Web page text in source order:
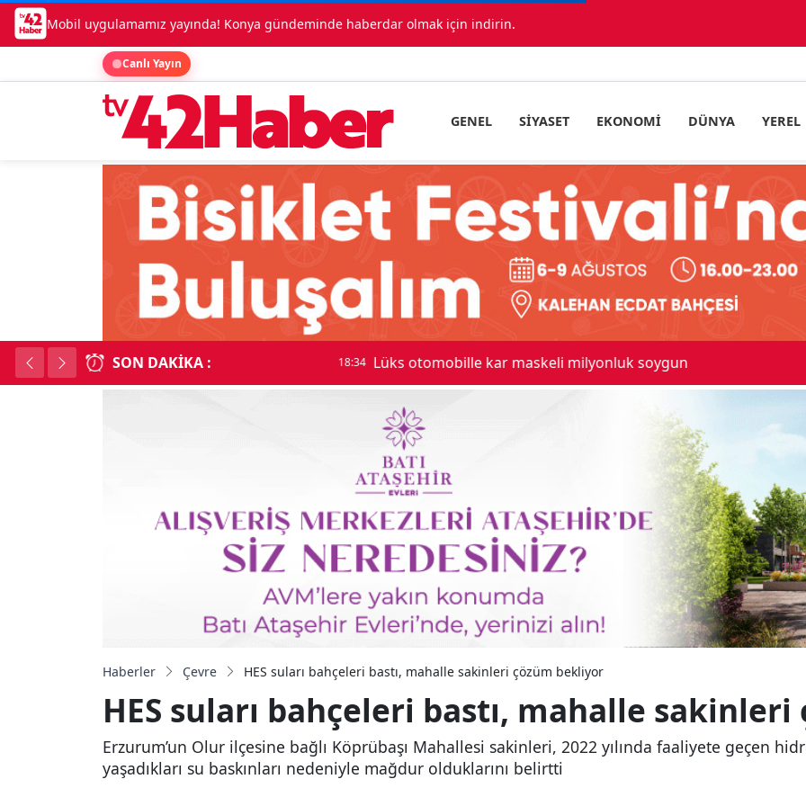
Mobil uygulamamız yayında! Konya gündeminde haberdar olmak için indirin.
Canlı Yayın
GENEL SIYASET EKONOMI DÜNYA YEREL
SON DAKIKA : Lüks otomobille kar maskeli milyonluk soygun
Haberler Çevre HES suları bahçeleri bastı, mahalle sakinleri çözüm bekliyor
HES suları bahçeleri bastı, mahalle
Erzurum’un Olur ilçesine bağlı Köprübaşı Mahallesi sakinleri, 2022 yılında faaliyete geçen
yaşadıkları su baskınları nedeniyle mağdur olduklarını belirtti